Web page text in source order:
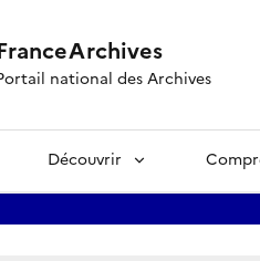
national des Archives
Découvrir